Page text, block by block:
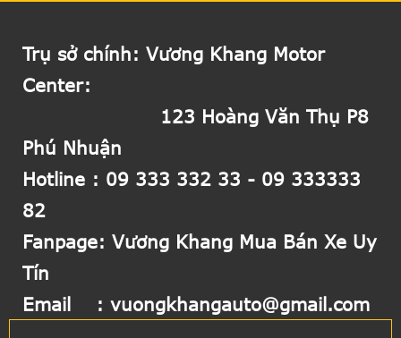
Trụ sở chính: Vương Khang Motor
Center:
123 Hoàng Văn Thụ P8
Phú Nhuận
Hotline : 09 333 332 33 - 09 333333
82
Fanpage: Vương Khang Mua Bán Xe Uy
Tín
Email
: vuongkhangauto@gmail.com